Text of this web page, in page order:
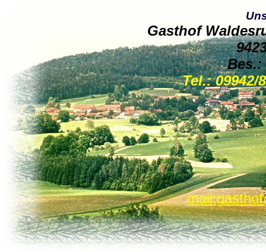
Gasthof
Bes.:
Tel.: 09942/